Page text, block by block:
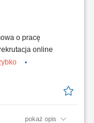
o pracę
online
pokaż opis